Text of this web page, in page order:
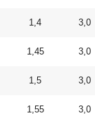
1,4 3,0
1,45 3,0
1,5 3,0
1,55 3,0